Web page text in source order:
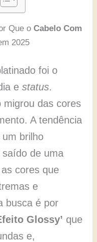
Que oCabelo Com
2025
foi o
estatus.
migrou das cores
A tendência
brilho
de uma
cores que
e
busca é por
Glossy’ que
e,